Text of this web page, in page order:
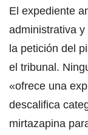
El expediente
administrativa
la petición del
el tribunal.
«ofrece una
descalifica
mirtazapina